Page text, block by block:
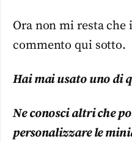
Ora non mi resta
commento qui sotto.
Hai mai usato uno di
Ne conosci altri che
personalizzare le